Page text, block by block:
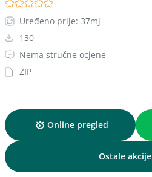
Uređeno prije: 37mj
130
Nema stručne ocjene
ZIP
Online pregled
Ostale akcije